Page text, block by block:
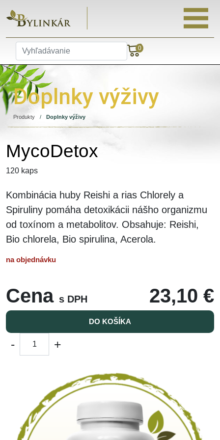
0
Doplnky výživy
Produkty / Doplnky výživy
MycoDetox
120 kaps
Kombinácia huby Reishi a rias Chlorely a
Spiruliny pomáha detoxikácii nášho organizmu
od toxínom a metabolitov. Obsahuje: Reishi,
Bio chlorela, Bio spirulina, Acerola.
na objednávku
Cena s DPH 23,10 €
DO KOŠÍKA
- +